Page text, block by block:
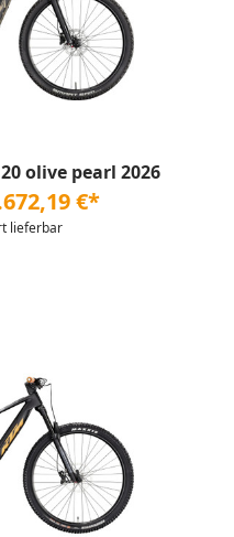
olive pearl 2026
€*
lieferbar